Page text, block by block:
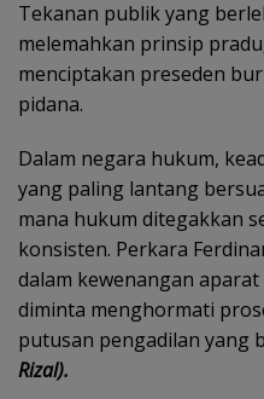
Tekanan publik yang
melemahkan prinsip
menciptakan preseden
pidana.
Dalam negara hukum,
yang paling lantang
mana hukum ditegakkan
konsisten. Perkara
dalam kewenangan
diminta menghormati
putusan pengadilan yang
Rizal).